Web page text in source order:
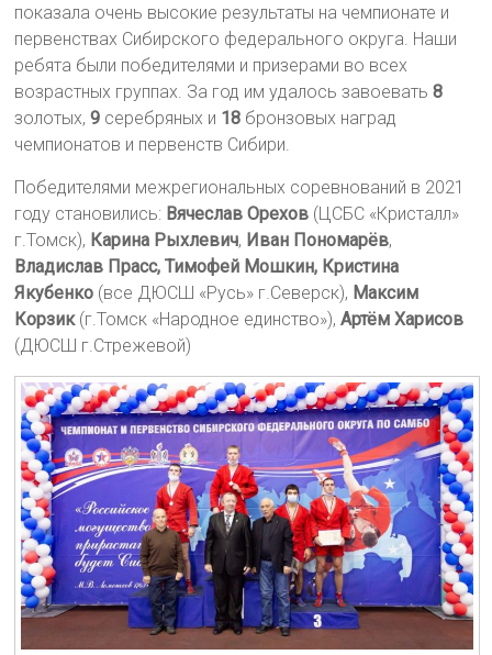
показала очень высокие результаты на чемпионате и
первенствах Сибирского федерального округа. Наши
ребята были победителями и призерами во всех
возрастных группах. За год им удалось завоевать8
золотых,9 серебряных и 18 бронзовых наград
чемпионатов и первенств Сибири.
Победителями межрегиональных соревнований в 2021
году становились: Вячеслав Орехов (ЦСБС «Кристалл»
г.Томск), Карина Рыхлевич, Иван Пономарёв,
Владислав Прасс, Тимофей Мошкин, Кристина
Якубенко (все ДЮСШ «Русь» г.Северск), Максим
Корзик(г.Томск «Народное единство»),Артём Харисов
(ДЮСШ г.Стрежевой)